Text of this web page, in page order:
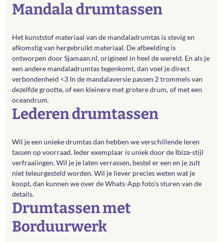
Mandala drumtassen
Het kunststof materiaal van de mandaladrumtas is stevig en
afkomstig van hergebruikt materiaal. De afbeelding is
ontworpen door Sjamaan.nl, origineel in heel de wereld. En als je
een andere mandaladrumtas tegenkomt, dan voel je direct
verbondenheid <3 In de mandalaversie passen 2 trommels van
dezelfde grootte, of een kleinere met grotere drum, of met een
oceandrum.
Lederen drumtassen
Wil je een unieke drumtas dan hebben we verschillende leren
tassen op voorraad. Ieder exemplaar is uniek door de Ibiza-stijl
verfraaiingen. Wil je je laten verrassen, bestel er een en je zult
niet teleurgesteld worden. Wil je liever precies weten wat je
koopt, dan kunnen we over de Whats-App foto's sturen van de
details.
Drumtassen met
Borduurwerk